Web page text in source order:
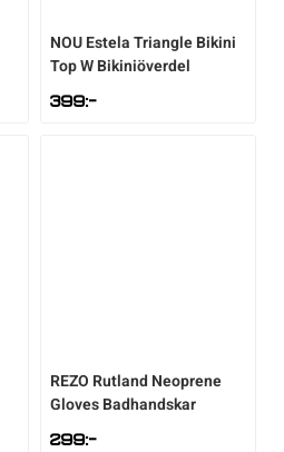
NOUEstela Triangle Bikini
Top W Bikiniöverdel
399:-
REZO Rutland Neoprene
Gloves Badhandskar
299:-